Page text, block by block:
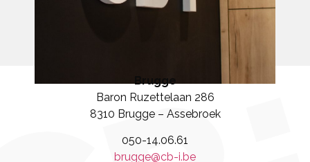
Brugge
Baron Ruzettelaan 286
8310 Brugge – Assebroek
050-14.06.61
brugge@cb-i.be